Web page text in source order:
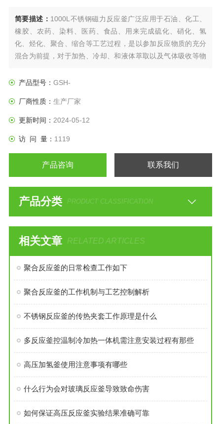
简要描述： 1000L不锈钢磁力反应釜广泛应用于石油、化工、
橡胶、农药、染料、医药、食品、用来完成硫化、硝化、氢
化、烃化、聚合、缩合等工艺过程，是以参加反应物质的充分
混合为前提，对于加热、冷却、和液体萃取以及气体吸收等物
工，制药等行业理想的所需设备。
产品型号： GSH-
厂商性质： 生产厂家
更新时间： 2024-05-12
访 问 量： 1119
产品咨询 联系我们
产品分类 PRODUCT CLASSIFICATION
相关文章 RELATED ARTICLES
聚合反应釜的日常检查工作如下
聚合反应釜的工作机制与工艺控制解析
不锈钢反应釜的传热夹套工作原理是什么
多反应釜控温制冷加热一体机需注意安装过程有那些
高压加氢釜使用注意事项有哪些
什么行为会对玻璃反应釜导致致命伤害
如何保证高压反应釜实验结果准确可靠